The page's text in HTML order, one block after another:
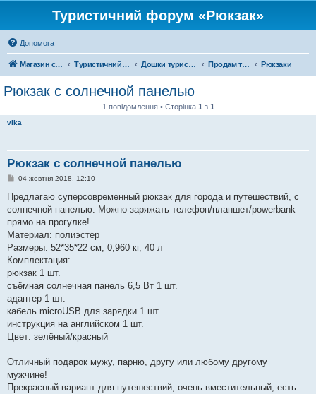
Туристичний форум «Рюкзак»
Допомога
Магазин спорядження Туристичний форум «Рюкзак» Дошки туристичних оголошень Продам туристичне спорядження Рюкзаки
Рюкзак с солнечной панелью
1 повідомлення • Сторінка 1 з 1
vika
Рюкзак с солнечной панелью
П
в
д
о
л
е
н
я
04 жовтня 2018, 12:10
Предлагаю суперсовременный рюкзак для города и путешествий, с
солнечной панелью. Можно заряжать телефон/планшет/powerbank
прямо на прогулке!
Материал: полиэстер
Размеры: 52*35*22 см, 0,960 кг, 40 л
Комплектация:
рюкзак 1 шт.
съёмная солнечная панель 6,5 Вт 1 шт.
адаптер 1 шт.
кабель microUSB для зарядки 1 шт.
инструкция на английском 1 шт.
Цвет: зелёный/красный
Отличный подарок мужу, парню, другу или любому другому
мужчине!
Прекрасный вариант для путешествий, очень вместительный, есть